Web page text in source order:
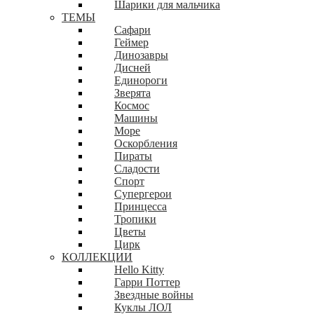
Шарики для мальчика
ТЕМЫ
Сафари
Геймер
Динозавры
Дисней
Единороги
Зверята
Космос
Машины
Море
Оскорбления
Пираты
Сладости
Спорт
Супергерои
Принцесса
Тропики
Цветы
Цирк
КОЛЛЕКЦИИ
Hello Kitty
Гарри Поттер
Звездные войны
Куклы ЛОЛ